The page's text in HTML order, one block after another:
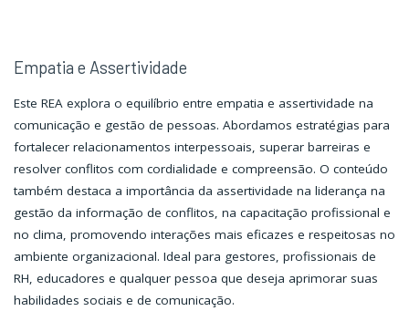
Empatia e Assertividade
Este REA explora o equilíbrio entre empatia e assertividade na
comunicação e gestão de pessoas. Abordamos estratégias para
fortalecer relacionamentos interpessoais, superar barreiras e
resolver conflitos com cordialidade e compreensão. O conteúdo
também destaca a importância da assertividade na liderança na
gestão da informação de conflitos, na capacitação profissional e
no clima, promovendo interações mais eficazes e respeitosas no
ambiente organizacional. Ideal para gestores, profissionais de
RH, educadores e qualquer pessoa que deseja aprimorar suas
habilidades sociais e de comunicação.